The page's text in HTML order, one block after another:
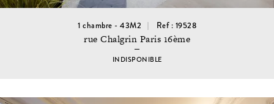
1 chambre - 43M2 Ref : 19528
rue Chalgrin Paris 16ème
INDISPONIBLE